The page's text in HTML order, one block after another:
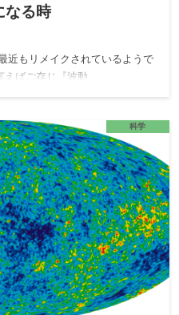
なる時
近もリメイクされているようで
えばご存じ『波動…
科学